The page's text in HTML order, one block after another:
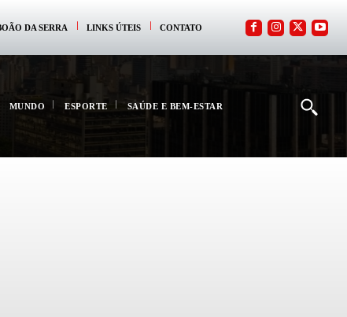
DA SERRA LINKS ÚTEIS CONTATO
MUNDO ESPORTE SAÚDE E BEM-ESTAR